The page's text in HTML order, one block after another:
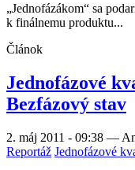
„Jednofázákom“ sa
k finálnemu produktu...
Článok
Jednofázové
Bezfázový stav
2. máj 2011 - 09:38 —
Reportáž Jednofázové